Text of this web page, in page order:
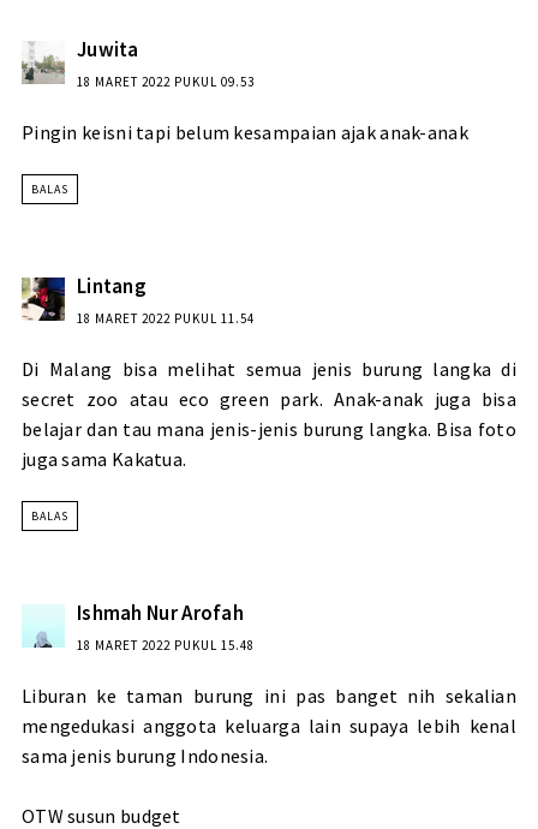
Juwita
18 MARET 2022 PUKUL 09.53
Pingin keisni tapi belum kesampaian ajak anak-anak
BALAS
Lintang
18 MARET 2022 PUKUL 11.54
Di Malang bisa melihat semua jenis burung langka di
secret zoo atau eco green park. Anak-anak juga bisa
belajar dan tau mana jenis-jenis burung langka. Bisa foto
juga sama Kakatua.
BALAS
Ishmah Nur Arofah
18 MARET 2022 PUKUL 15.48
Liburan ke taman burung ini pas banget nih sekalian
mengedukasi anggota keluarga lain supaya lebih kenal
sama jenis burung Indonesia.
OTW susun budget